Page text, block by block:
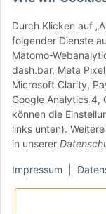
Durch Klicken auf
folgender Dienste
Matomo-
dash.bar, Meta
Microsoft Clarity,
Google Analytics 4,
können die
links unten).
in unserer
Impressum
AUSVERKAUFT